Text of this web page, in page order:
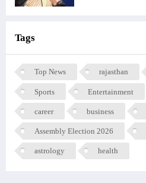
Tags
Top News rajasthan
Sports Entertainment
career business
Assembly Election 2026
astrology health